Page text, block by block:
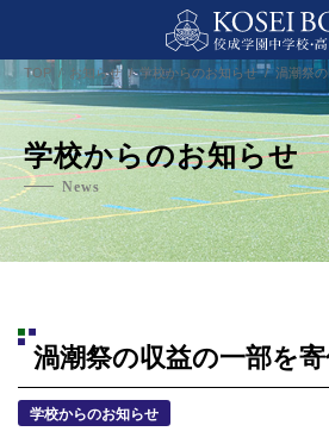
TOP お知らせ 学校からのお知らせ 渦潮祭
学校からのお知らせ
News
渦潮祭の収益の一部を
学校からのお知らせ